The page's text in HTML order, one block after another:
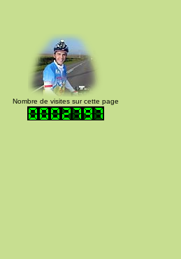
Nombre de visites sur cette page